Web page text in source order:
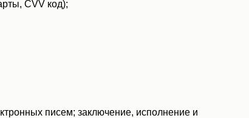
CVV код);
писем; заключение, исполнение и